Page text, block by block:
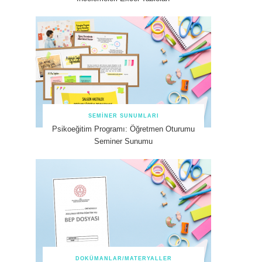
SEMINER SUNUMLARI
Psikoeğitim Programı: Öğretmen Oturumu
Seminer Sunumu
DOKÜMANLAR/MATERYALLER